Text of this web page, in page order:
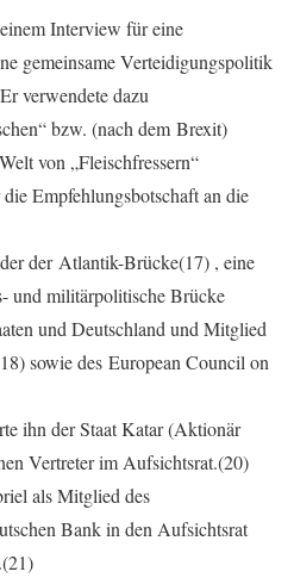
Interview für eine
gemeinsame Verteidigungspolitik
verwendete dazu
bzw. (nach dem Brexit)
von „Fleischfressern“
Empfehlungsbotschaft an die
der Atlantik-Brücke(17) , eine
und militärpolitische Brücke
und Deutschland und Mitglied
sowie des European Council on
ihn der Staat Katar (Aktionär
Vertreter im Aufsichtsrat.(20)
als Mitglied des
Bank in den Aufsichtsrat